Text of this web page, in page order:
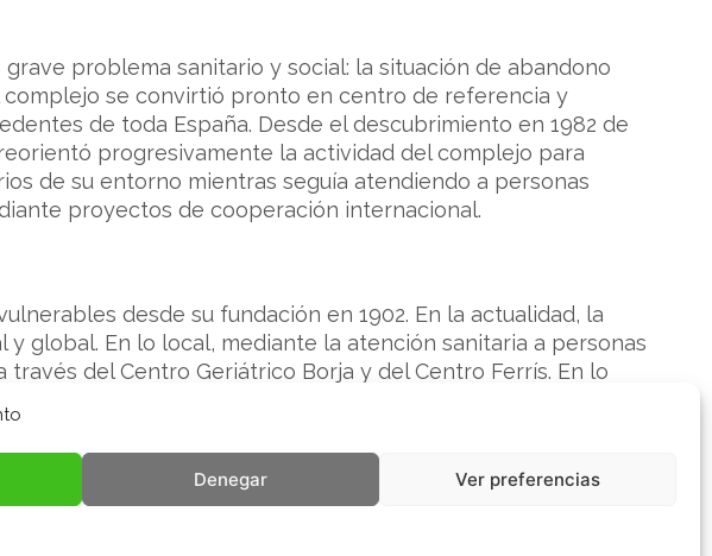
Denegar Ver preferencias
problema sanitario y social: la situación de abandono
se convirtió pronto en centro de referencia y
de toda España. Desde el descubrimiento en 1982 de
progresivamente la actividad del complejo para
de su entorno mientras seguía atendiendo a personas
proyectos de cooperación internacional.
desde su fundación en 1902. En la actualidad, la
global. En lo local, mediante la atención sanitaria a personas
del Centro Geriátrico Borja y del Centro Ferrís. En lo
así como a la atención sanitaria a las afectadas y a la mejora
la Alta Distinción de la Generalitat Valenciana, tiene en
de 2.748.000 personas en India, Mozambique, República